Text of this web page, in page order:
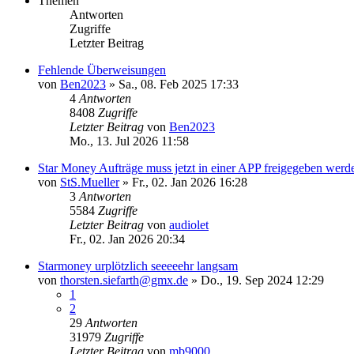
Antworten
Zugriffe
Letzter Beitrag
Fehlende Überweisungen
von Ben2023 » Sa., 08. Feb 2025 17:33
4 Antworten
8408 Zugriffe
Letzter Beitrag von Ben2023
Mo., 13. Jul 2026 11:58
Star Money Aufträge muss jetzt in einer APP freigegeben
von StS.Mueller» Fr., 02. Jan 2026 16:28
3 Antworten
5584 Zugriffe
Letzter Beitrag von audiolet
Fr., 02. Jan 2026 20:34
Starmoney urplötzlich seeeeehr langsam
von thorsten.siefarth@gmx.de » Do., 19. Sep 2024 12:29
1
2
29 Antworten
31979 Zugriffe
Letzter Beitrag von mb9000